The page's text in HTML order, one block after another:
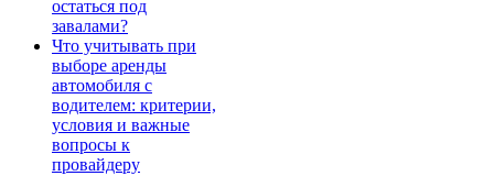
остаться под
завалами?
Что учитывать при
выборе аренды
автомобиля с
водителем: критерии,
условия и важные
вопросы к
провайдеру